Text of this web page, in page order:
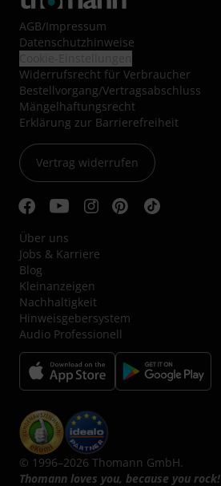
AGB/Impressum
Datenschutzhinweise
Widerrufsrecht für Verbraucher
Bestellvorgang/Vertragsabschluss
Mängelhaftungsrecht
Erklärung zur Barrierefreiheit
Vertrag widerrufen
Über uns
Jobs & Karriere
Blog
Kleinanzeigen
Nachhaltigkeit
Hinweisgebersystem
Audio Professionell
© 1996–2026 Thomann GmbH.
Thomann loves you, because you rock!